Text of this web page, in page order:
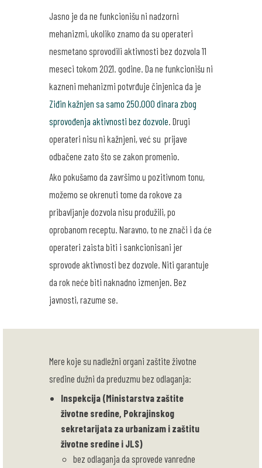
Jasno je da ne funkcionišu ni nadzorni
mehanizmi, ukoliko znamo da su operateri
nesmetano sprovodili aktivnosti bez dozvola 11
meseci tokom 2021. godine. Da ne funkcionišu ni
kazneni mehanizmi potvrđuje činjenica da je
Ziđin kažnjen sa samo 250.000 dinara zbog
sprovođenja aktivnosti bez dozvole . Drugi
operateri nisu ni kažnjeni, već su prijave
odbačene zato što se zakon promenio.
Ako pokušamo da završimo u pozitivnom tonu,
možemo se okrenuti tome da rokove za
pribavljanje dozvola nisu produžili, po
oprobanom receptu. Naravno, to ne znači i da će
operateri zaista biti i sankcionisani jer
sprovode aktivnosti bez dozvole. Niti garantuje
da rok neće biti naknadno izmenjen. Bez
javnosti, razume se.
Mere koje su nadležni organi zaštite životne
sredine dužni da preduzmu bez odlaganja:
Inspekcija (Ministarstva zaštite
životne sredine, Pokrajinskog
sekretarijata za urbanizam i zaštitu
životne sredine i JLS)
bez odlaganja da sprovede vanredne